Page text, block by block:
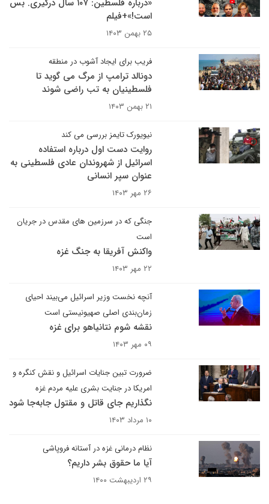
«درباره فلسطین: ۱۰۷ سال درگیری. بس
است!»+فیلم
۲۵ بهمن ۱۴۰۳
فریب برای ایجاد آشوب در منطقه
دونالد ترامپ از مرگ می گوید تا
فلسطینیان به تب راضی شوند
۲۱ بهمن ۱۴۰۳
نیویورک تایمز بررسی می کند
روایت دست اول درباره استفاده
اسرائیل از شهروندان عادی فلسطینی به
عنوان سپر انسانی
۲۶ مهر ۱۴۰۳
جنگی که در سرزمین های مقدس در جریان
است
واکنش آفریقا به جنگ غزه
۲۲ مهر ۱۴۰۳
آنچه نخست وزیر اسرائیل می‌بیند احیای
زمان‌بندی اصلی صهیونیستی است
نقشه شوم نتانیاهو برای غزه
۰۹ مهر ۱۴۰۳
ضرورت تبین جنایات اسرائیل و نقش کنگره و
امریکا در جنایت بشری علیه مردم غزه
نگذاریم جای قاتل و مقتول جابه‌جا شود
۱۰ مرداد ۱۴۰۳
نظام درمانی غزه در آستانه فروپاشی
آیا ما حقوق بشر داریم؟
۲۹ اردیبهشت ۱۴۰۰